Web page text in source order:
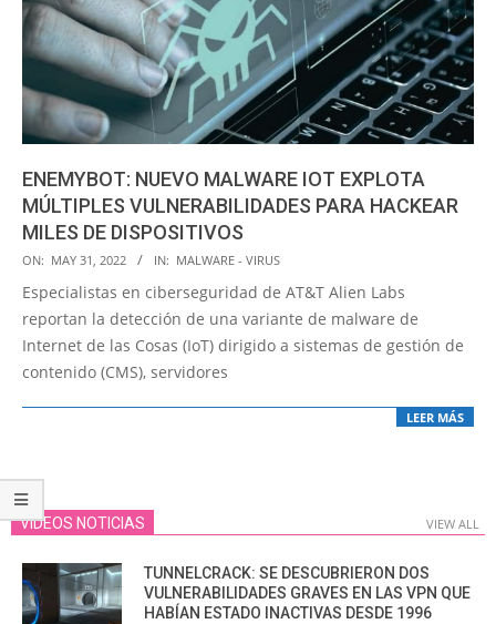
ENEMYBOT: NUEVO MALWARE IOT EXPLOTA
MÚLTIPLES VULNERABILIDADES PARA HACKEAR
MILES DE DISPOSITIVOS
2022-
05-
ON: MAY 31, 2022 IN: MALWARE - VIRUS
Especialistas en ciberseguridad de AT&T Alien Labs
reportan la detección de una variante de malware de
Internet de las Cosas (IoT) dirigido a sistemas de gestión de
contenido (CMS), servidores
LEER MÁS
VIDEOS NOTICIAS VIEW ALL
TUNNELCRACK: SE DESCUBRIERON DOS
VULNERABILIDADES GRAVES EN LAS VPN QUE
HABÍAN ESTADO INACTIVAS DESDE 1996